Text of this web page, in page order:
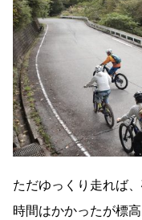
ただゆっくり走れば
時間はかかったが標